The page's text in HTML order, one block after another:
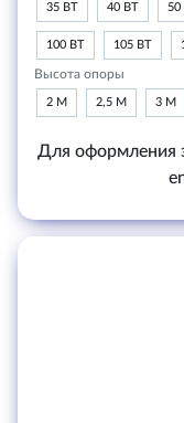
35 ВТ 40 ВТ 50
100 ВТ 105 ВТ
Высота опоры
2 М 2,5 М 3 М
Для оформления